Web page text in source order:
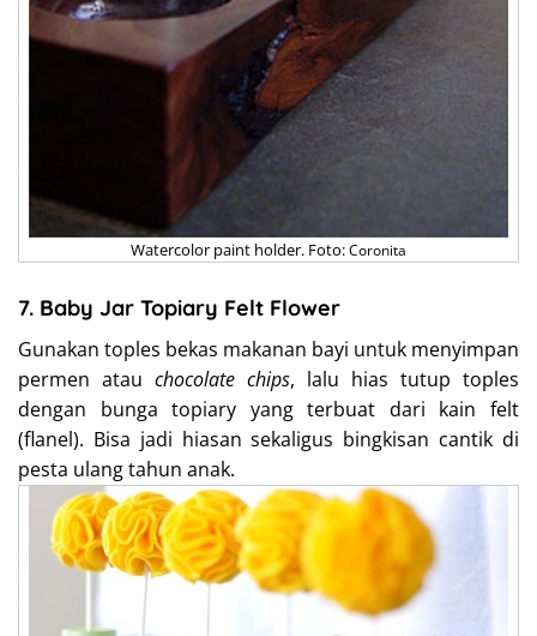
Watercolor paint holder. Foto:Coronita
7. Baby Jar Topiary Felt Flower
Gunakan toples bekas makanan bayi untuk menyimpan
permen atau chocolate chips, lalu hias tutup toples
dengan bunga topiary yang terbuat dari kain felt
(flanel). Bisa jadi hiasan sekaligus bingkisan cantik di
pesta ulang tahun anak.